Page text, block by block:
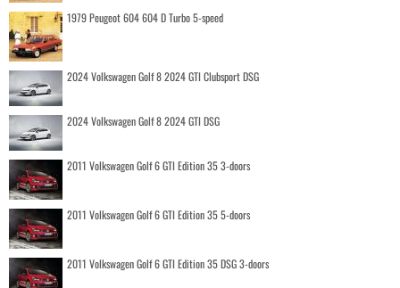
1979 Peugeot 604 604 D Turbo 5-speed
2024 Volkswagen Golf 8 2024 GTI Clubsport DSG
2024 Volkswagen Golf 8 2024 GTI DSG
2011 Volkswagen Golf 6 GTI Edition 35 3-doors
2011 Volkswagen Golf 6 GTI Edition 35 5-doors
2011 Volkswagen Golf 6 GTI Edition 35 DSG 3-doors